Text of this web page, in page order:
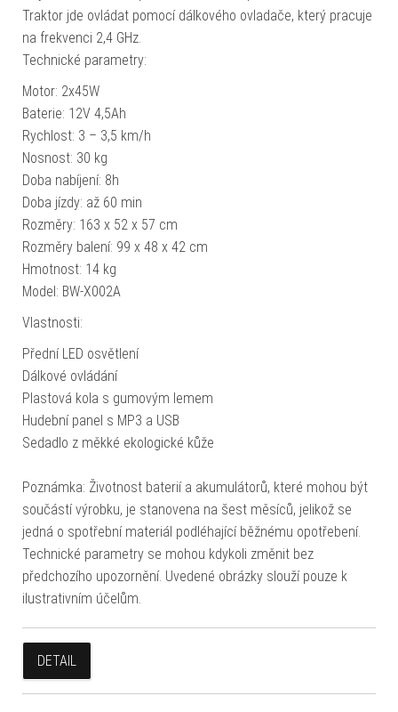
Traktor jde ovládat pomocí dálkového ovladače, který pracuje
na frekvenci 2,4 GHz.
Technické parametry:
Motor: 2x45W
Baterie: 12V 4,5Ah
Rychlost: 3 – 3,5 km/h
Nosnost: 30 kg
Doba nabíjení: 8h
Doba jízdy: až 60 min
Rozměry: 163 x 52 x 57 cm
Rozměry balení: 99 x 48 x 42 cm
Hmotnost: 14 kg
Model: BW-X002A
Vlastnosti:
Přední LED osvětlení
Dálkové ovládání
Plastová kola s gumovým lemem
Hudební panel s MP3 a USB
Sedadlo z měkké ekologické kůže
Poznámka: Životnost baterií a akumulátorů, které mohou být
součástí výrobku, je stanovena na šest měsíců, jelikož se
jedná o spotřební materiál podléhající běžnému opotřebení.
Technické parametry se mohou kdykoli změnit bez
předchozího upozornění. Uvedené obrázky slouží pouze k
ilustrativním účelům.
DETAIL